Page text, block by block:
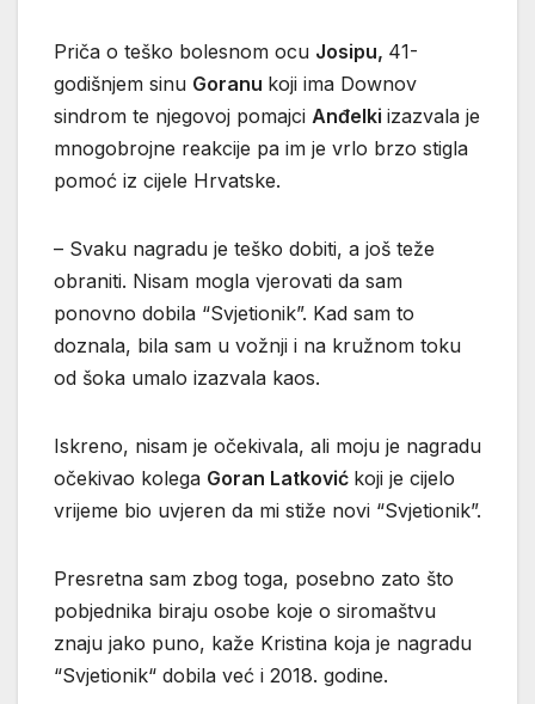
Priča o teško bolesnom ocu Josipu, 41-
godišnjem sinu Goranu koji ima Downov
sindrom te njegovoj pomajci Anđelki izazvala je
mnogobrojne reakcije pa im je vrlo brzo stigla
pomoć iz cijele Hrvatske.
– Svaku nagradu je teško dobiti, a još teže
obraniti. Nisam mogla vjerovati da sam
ponovno dobila “Svjetionik”. Kad sam to
doznala, bila sam u vožnji i na kružnom toku
od šoka umalo izazvala kaos.
Iskreno, nisam je očekivala, ali moju je nagradu
očekivao kolega Goran Latković koji je cijelo
vrijeme bio uvjeren da mi stiže novi “Svjetionik”.
Presretna sam zbog toga, posebno zato što
pobjednika biraju osobe koje o siromaštvu
znaju jako puno, kaže Kristina koja je nagradu
“Svjetionik“ dobila već i 2018. godine.